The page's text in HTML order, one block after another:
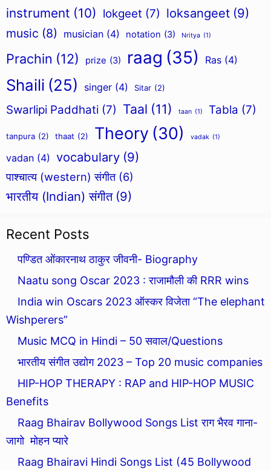
instrument (10) lokgeet (7) loksangeet (9)
music (8) musician (4) notation (3) Nritya (1)
Prachin (12) prize (3) raag (35) Ras (4)
Shaili (25) singer (4) Sitar (2)
Swarlipi Paddhati (7) Taal (11) taan (1) Tabla (7)
tanpura (2) thaat (2) Theory (30) vadak (1)
vadan (4) vocabulary (9)
पाश्चात्य (western) संगीत (6)
भारतीय (Indian) संगीत (9)
Recent Posts
पण्डित ओंकारनाथ ठाकुर जीवनी- Biography
Naatu song Oscar 2023 : राजामौली की RRR wins
India win Oscars 2023 ऑस्कर विजेता “The elephant
Wishperers”
Music MCQ in Hindi – 50 सवाल/Questions
भारतीय संगीत उद्योग 2023 – Top 20 music companies
HIP-HOP THERAPY : RAP and HIP-HOP MUSIC
Benefits
Raag Bhairav Bollywood Songs List राग भैरव गाना-
जागो मोहन प्यारे
Raag Bhairavi Hindi Songs List (45 Bollywood